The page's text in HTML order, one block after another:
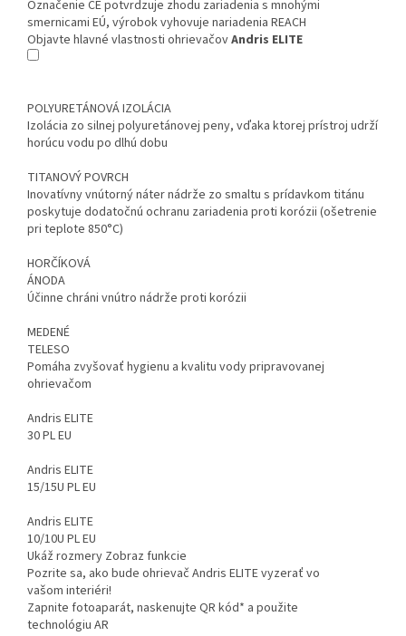
Označenie CE potvrdzuje zhodu zariadenia s mnohými
smernicami EÚ, výrobok vyhovuje nariadenia REACH
Objavte hlavné vlastnosti ohrievačovAndris ELITE
POLYURETÁNOVÁ IZOLÁCIA
Izolácia zo silnej polyuretánovej peny, vďaka ktorej prístroj udrží
horúcu vodu po dlhú dobu
TITANOVÝ POVRCH
Inovatívny vnútorný náter nádrže zo smaltu s prídavkom titánu
poskytuje dodatočnú ochranu zariadenia proti korózii (ošetrenie
pri teplote 850°C)
HORČÍKOVÁ
ÁNODA
Účinne chráni vnútro nádrže proti korózii
MEDENÉ
TELESO
Pomáha zvyšovať hygienu a kvalitu vody pripravovanej
ohrievačom
Andris ELITE
30 PL EU
Andris ELITE
15/15U PL EU
Andris ELITE
10/10U PL EU
Ukáž rozmery Zobraz funkcie
Pozrite sa, ako bude ohrievač Andris ELITEvyzerať vo
vašom interiéri!
Zapnite fotoaparát, naskenujte QR kód* a použite
technológiu AR